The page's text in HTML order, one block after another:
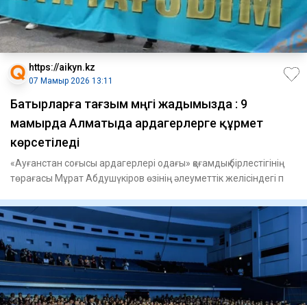
https://aikyn.kz
07 Мамыр 2026 13:11
Батырларға тағзым мәңгі жадымызда : 9
мамырда Алматыда ардагерлерге құрмет
көрсетіледі
«Ауғанстан соғысы ардагерлері одағы» қоғамдық бірлестігінің
төрағасы Мұрат Абдушүкіров өзінің әлеуметтік желісіндегі п